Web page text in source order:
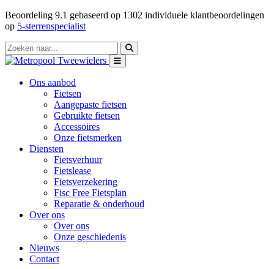
Beoordeling 9.1 gebaseerd op 1302 individuele klantbeoordelingen
op 5-sterrenspecialist
Ons aanbod
Fietsen
Aangepaste fietsen
Gebruikte fietsen
Accessoires
Onze fietsmerken
Diensten
Fietsverhuur
Fietslease
Fietsverzekering
Fisc Free Fietsplan
Reparatie & onderhoud
Over ons
Over ons
Onze geschiedenis
Nieuws
Contact